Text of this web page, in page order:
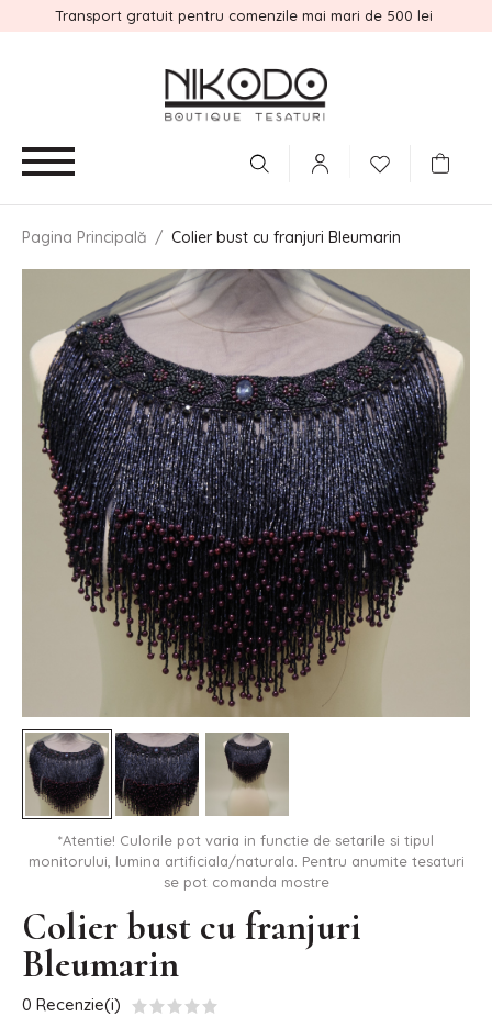
Transport gratuit pentru comenzile mai mari de 500 lei
Pagina Principală / Colier bust cu franjuri Bleumarin
*Atentie! Culorile pot varia in functie de setarile si tipul
monitorului, lumina artificiala/naturala. Pentru anumite tesaturi
se pot comanda mostre
Colier bust cu franjuri
Bleumarin
0 Recenzie(i)